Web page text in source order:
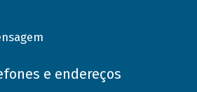
e endereços